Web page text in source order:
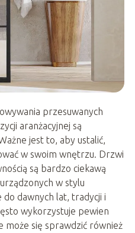
przesuwanych
aranżacyjnej są
jest to, aby ustalić,
w swoim wnętrzu. Drzwi
są bardzo ciekawą
w stylu
dawnych lat, tradycji i
wykorzystuje pewien
może się sprawdzić również